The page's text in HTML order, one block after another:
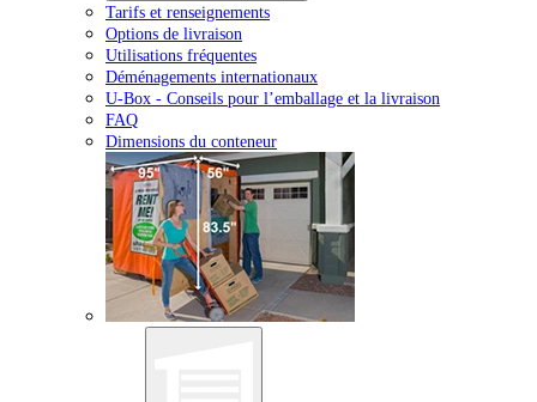
Tarifs et renseignements
Options de livraison
Utilisations fréquentes
Déménagements internationaux
U-Box - Conseils pour l’emballage et la livraison
FAQ
Dimensions du conteneur